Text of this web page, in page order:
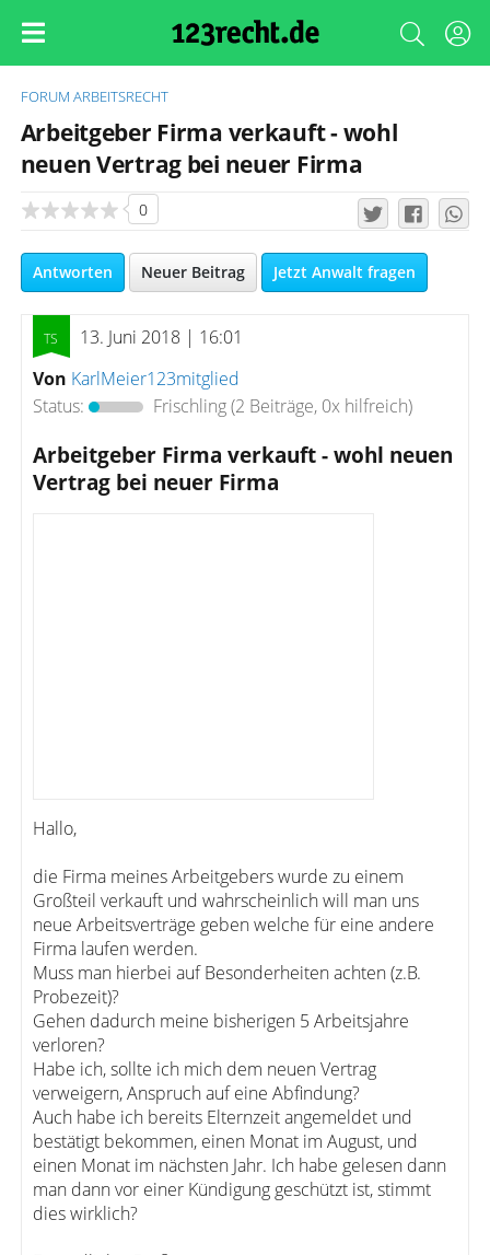
FORUM ARBEITSRECHT
Arbeitgeber Firma verkauft - wohl
neuen Vertrag bei neuer Firma
0
Antworten Neuer Beitrag Jetzt Anwalt fragen
13. Juni 2018 | 16:01
Von KarlMeier123mitglied
Status:
Frischling(2 Beiträge, 0x hilfreich)
Arbeitgeber Firma verkauft - wohl neuen
Vertrag bei neuer Firma
Hallo,
die Firma meines Arbeitgebers wurde zu einem
Großteil verkauft und wahrscheinlich will man uns
neue Arbeitsverträge geben welche für eine andere
Firma laufen werden.
Muss man hierbei auf Besonderheiten achten (z.B.
Probezeit)?
Gehen dadurch meine bisherigen 5 Arbeitsjahre
verloren?
Habe ich, sollte ich mich dem neuen Vertrag
verweigern, Anspruch auf eine Abfindung?
Auch habe ich bereits Elternzeit angemeldet und
bestätigt bekommen, einen Monat im August, und
einen Monat im nächsten Jahr. Ich habe gelesen dann
man dann vor einer Kündigung geschützt ist, stimmt
dies wirklich?